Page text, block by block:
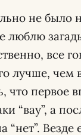
не было
люблю
все
лучше, чем
что первое
“вау”, а
“нет”. Везде